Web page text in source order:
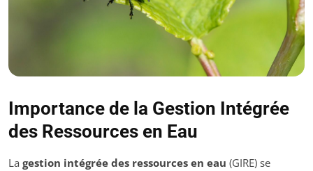
Importance de la Gestion Intégrée
des Ressources en Eau
La gestion intégrée des ressources en eau (GIRE) se